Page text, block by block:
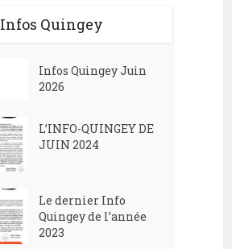
Infos Quingey
Infos Quingey Juin
2026
L’INFO-QUINGEY DE
JUIN 2024
Le dernier Info
Quingey de l’année
2023